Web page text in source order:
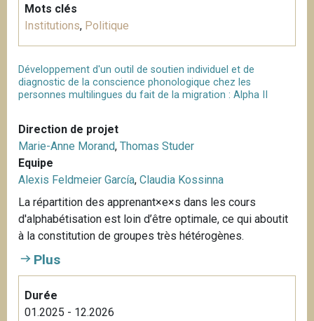
Mots clés
Institutions, Politique
Développement d'un outil de soutien individuel et de
diagnostic de la conscience phonologique chez les
personnes multilingues du fait de la migration : Alpha II
Direction de projet
Marie-Anne Morand, Thomas Studer
Equipe
Alexis Feldmeier García, Claudia Kossinna
La répartition des apprenant×e×s dans les cours
d'alphabétisation est loin d’être optimale, ce qui aboutit
à la constitution de groupes très hétérogènes.
Plus
Durée
01.2025 - 12.2026